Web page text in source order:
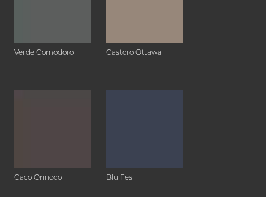
Verde Comodoro Castoro Ottawa
Caco Orinoco Blu Fes